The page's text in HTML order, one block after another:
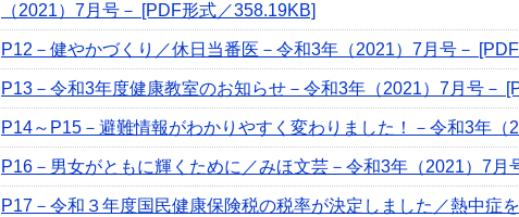
（2021）7月号－ [PDF形式／358.19KB]
P12－健やかづくり／休日当番医－令和3年（2021）7月号－
P13－令和3年度健康教室のお知らせ－令和3年（2021）7月号－
P14～P15－避難情報がわかりやすく変わりました！－令和3年（
P16－男女がともに輝くために／みほ文芸－令和3年（2021）7月
P17－令和３年度国民健康保険税の税率が決定しました／熱中症